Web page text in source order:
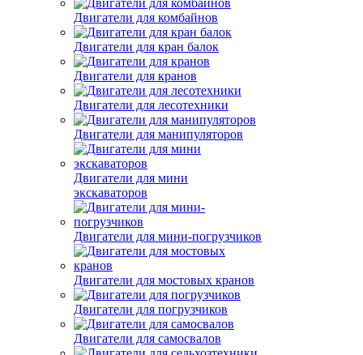
Двигатели для комбайнов
Двигатели для кран балок
Двигатели для кранов
Двигатели для лесотехники
Двигатели для манипуляторов
Двигатели для мини
экскаваторов
Двигатели для мини-погрузчиков
Двигатели для мостовых кранов
Двигатели для погрузчиков
Двигатели для самосвалов